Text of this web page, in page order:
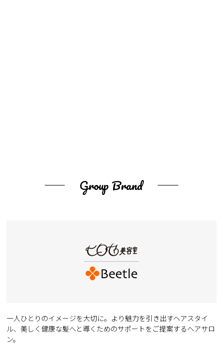
Group Brand
一人ひとりのイメージを大切に。より魅力を引き出すヘアスタイ
ル、美しく健康な髪へと導くためのサポートをご提案するヘアサロ
ン。